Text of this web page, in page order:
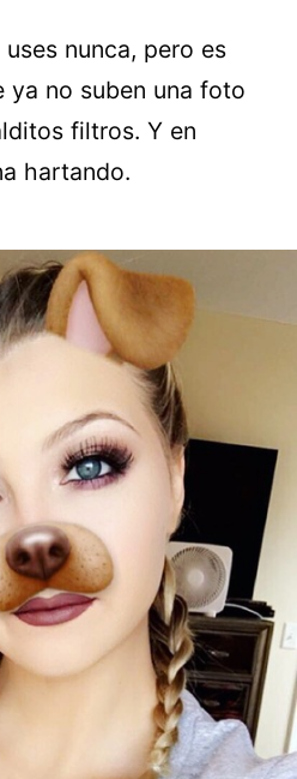
nunca, pero es
ya no suben una foto
filtros. Y en
hartando.